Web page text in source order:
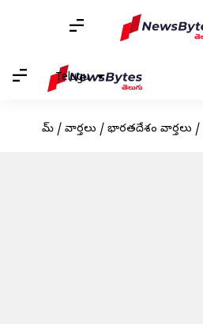
Telugu
హోమ్ / వార్తలు / భారతదేశం వార్తలు /